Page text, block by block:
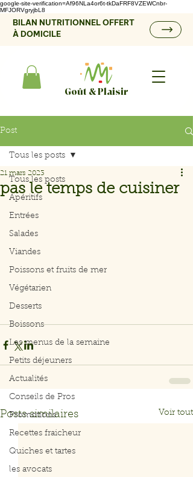
google-site-verification=Af96NLa4or6t-tkDaFRF8VZEWCnbr-
MFJORVgryjbL8
BILAN NUTRITIONNEL OFFERT
À DOMICILE
Goût & Plaisir
Post
Tous les posts
Apéritifs
Entrées
Salades
Viandes
Poissons et fruits de mer
Végétarien
Desserts
Boissons
Les menus de la semaine
Petits déjeuners
Actualités
Conseils de Pros
Promotions
Recettes fraicheur
Quiches et tartes
les avocats
Tous les posts
pas le temps de cuisiner
21 mars 2023
Posts similaires Voir tout